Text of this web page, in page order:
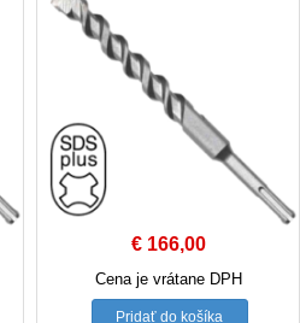
€166,00
Cena je vrátane DPH
Pridať do košíka